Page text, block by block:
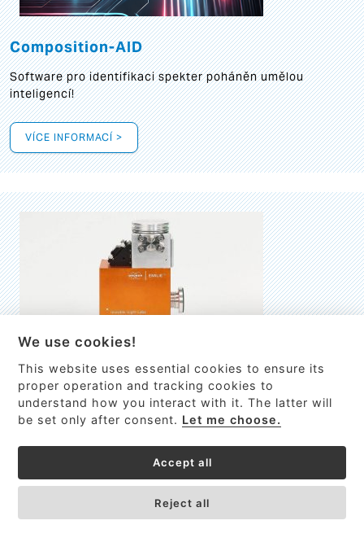
Composition-AID
Software pro identifikaci spekter poháněn umělou
inteligencí!
VÍCE INFORMACÍ >
EMILIE
První nano-elektro-mechanický (NEMS) FTIR analyzátor
We use cookies!
This website uses essential cookies to ensure its
proper operation and tracking cookies to
understand how you interact with it. The latter will
be set only after consent. Let me choose.
Accept all
Reject all